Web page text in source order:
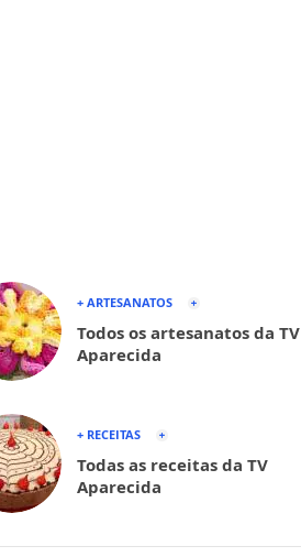
+ ARTESANATOS
Todos os artesanatos da TV
Aparecida
+ RECEITAS
Todas as receitas da TV
Aparecida